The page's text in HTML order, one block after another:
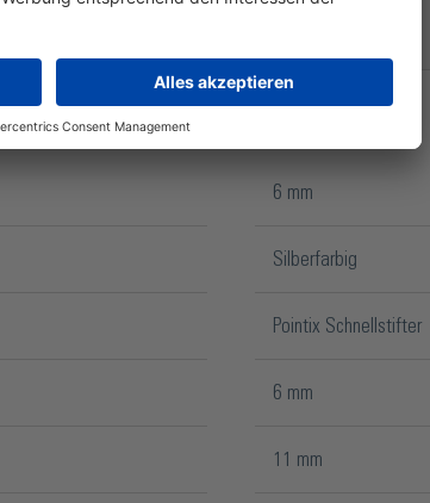
6 mm
Silberfarbig
Pointix Schnellstifter
6 mm
11 mm